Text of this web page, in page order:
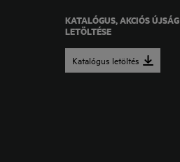
KATALÓGUS, AKCIÓS ÚJSÁG
LETÖLTÉSE
Katalógus letöltés